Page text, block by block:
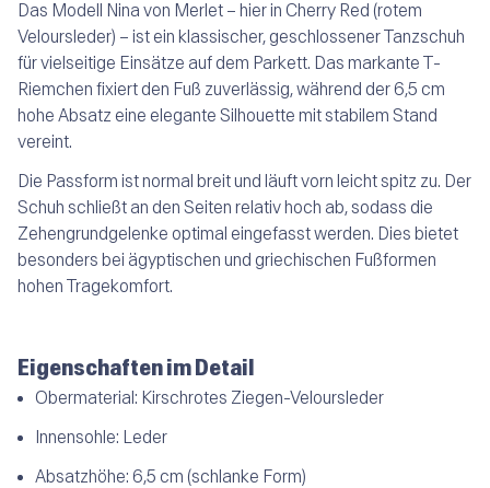
Das Modell Nina von Merlet – hier in Cherry Red (rotem
Veloursleder) – ist ein klassischer, geschlossener Tanzschuh
für vielseitige Einsätze auf dem Parkett. Das markante T-
Riemchen fixiert den Fuß zuverlässig, während der 6,5 cm
hohe Absatz eine elegante Silhouette mit stabilem Stand
vereint.
Die Passform ist normal breit und läuft vorn leicht spitz zu. Der
Schuh schließt an den Seiten relativ hoch ab, sodass die
Zehengrundgelenke optimal eingefasst werden. Dies bietet
besonders bei ägyptischen und griechischen Fußformen
hohen Tragekomfort.
Eigenschaften im Detail
Obermaterial: Kirschrotes Ziegen-Veloursleder
Innensohle: Leder
Absatzhöhe: 6,5 cm (schlanke Form)